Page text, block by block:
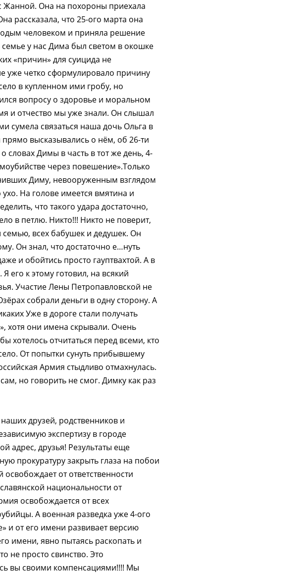
Она на похороны приехала
рассказала, что 25-ого марта она
человеком и приняла решение
у нас Дима был светом в окошке
«причин» для суицида не
уже четко сформулировало причину
в купленном ими гробу, но
вопросу о здоровье и моральном
и отчество мы уже знали. Он слышал
сумела связаться наша дочь Ольга в
прямо высказывались о нём, об 26-ти
словах Димы в часть в тот же день, 4-
через повешение».Только
Диму, невооруженным взглядом
На голове имеется вмятина и
что такого удара достаточно,
в петлю. Никто!!! Никто не поверит,
всех бабушек и дедушек. Он
Он знал, что достаточно е…нуть
и обойтись просто гауптвахтой. А в
его к этому готовил, на всякий
Участие Лены Петропавловской не
собрали деньги в одну сторону. А
Уже в дороге стали получать
хотя они имена скрывали. Очень
отчитаться перед всеми, кто
От попытки сунуть прибывшему
Армия стыдливо отмахнулась.
но говорить не смог. Димку как раз
друзей, родственников и
экспертизу в городе
адрес, друзья! Результаты еще
прокуратуру закрыть глаза на побои
от ответственности
национальности от
освобождается от всех
А военная разведка уже 4-ого
и от его имени развивает версию
имени, явно пытаясь раскопать и
не просто свинство. Это
вы своими компенсациями!!!! Мы